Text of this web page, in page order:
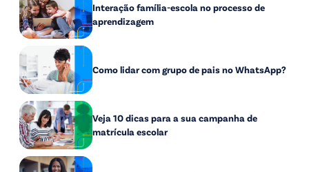
Interação família-escola no processo de
aprendizagem
Como lidar com grupo de pais no WhatsApp?
Veja 10 dicas para a sua campanha de
matrícula escolar